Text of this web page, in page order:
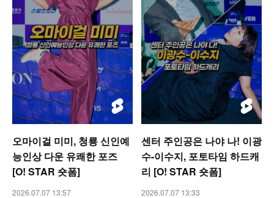
오마이걸 미미, 청룡 신인예
능인상 다운 유쾌한 포즈
[O! STAR 숏폼]
2026.07.07 13:57
센터 주인공은 나야 나! 이광
수-이수지, 포토타임 하드캐
리 [O! STAR 숏폼]
2026.07.07 13:33